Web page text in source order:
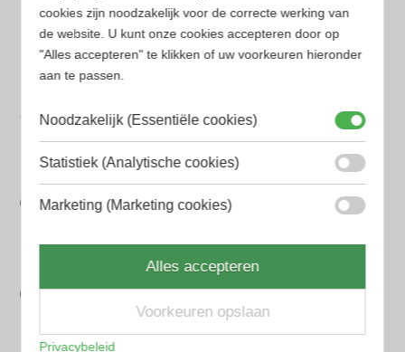
Laagste prijs
Gegarandeerd de laagste prijs. Wij vergelijken prijzen
Gemakkelijk zoeken
Op onze website vind je eenvoudig je favoriete
Bespaar tijd en geld
Wij hebben alle prijzen voor je verzameld zodat jij
cookies zijn noodzakelijk voor de correcte werking van
de website. U kunt onze cookies accepteren door op
"Alles accepteren" te klikken of uw voorkeuren hieronder
aan te passen.
Noodzakelijk (Essentiële cookies)
Statistiek (Analytische cookies)
Marketing (Marketing cookies)
Alles accepteren
Voorkeuren opslaan
Privacybeleid